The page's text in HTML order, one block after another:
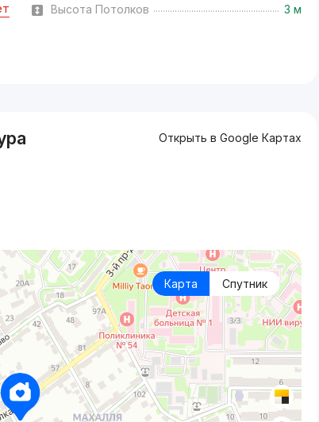
Высота Потолков 3 м
Открыть в Google Картах
Карта Спутник